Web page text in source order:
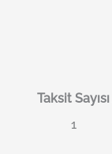
Taksit Sayısı
1